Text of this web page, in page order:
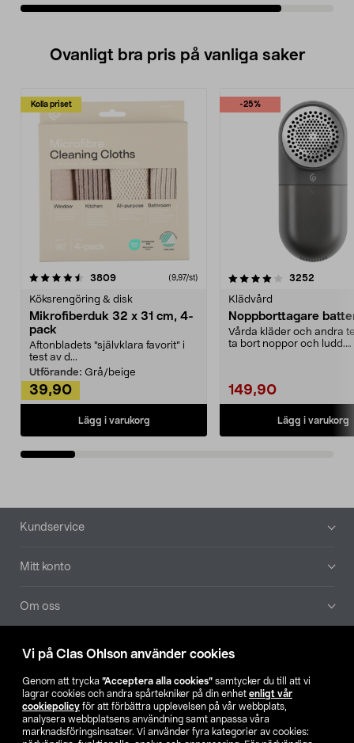
Vi på Clas Ohlson använder cookies
Genom att trycka ”Acceptera alla cookies” samtycker du till att vi
lagrar cookies och andra spårtekniker på din enhet enligt vår
cookiepolicy för att förbättra upplevelsen på vår webbplats,
analysera webbplatsens användning samt anpassa våra
marknadsföringsinsatser. Vi använder fyra kategorier av cookies:
Ovanligt bra pris på vanliga saker
Kolla priset
3809recensioner (9,97/st)
Köksrengöring & disk
Mikrofiberduk 32 x 31 cm, 4-
pack
Aftonbladets "självklara favorit” i
test av d...
Utförande: Grå/beige
39,90
Lägg i varukorg
-25%
4.0av 5 stjärnor 3252
Klädvård
Noppborttagare
Vårda kläder och andra
ta bort noppor och ludd.
149,90
Lägg i varukorg
4.5av 5 stjärnor
Sidfot
Kundservice
Mitt konto
Om oss
Aktuellt
Våra bolag
Hitta butik